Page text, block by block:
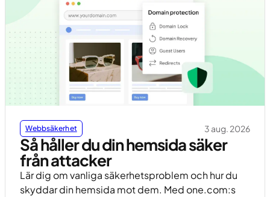
Webbsäkerhet 3 aug. 2026
Så håller du din hemsida säker
från attacker
Lär dig om vanliga säkerhetsproblem och hur du
skyddar din hemsida mot dem. Med one.com:s